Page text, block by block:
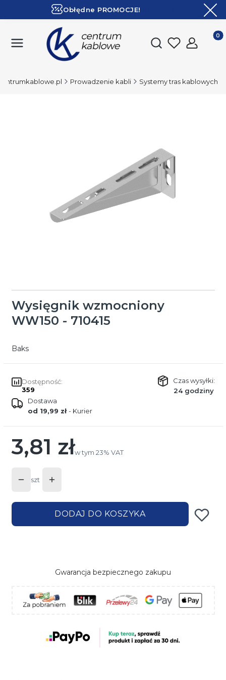
Obłędne PROMOCJE!
Otwórz
Prowadzenie kabli Systemy tras kablowych
Wysięgnik wzmocniony
WW150 - 710415
Baks
Dostępność:
359
Czas wysyłki:
24 godziny
Dostawa
od 19,99 zł- Kurier
Cena
3,81 złw tym 23% VAT
w tym 23% VAT
szt
DODAJ DO KOSZYKA
Gwarancja bezpiecznego zakupu